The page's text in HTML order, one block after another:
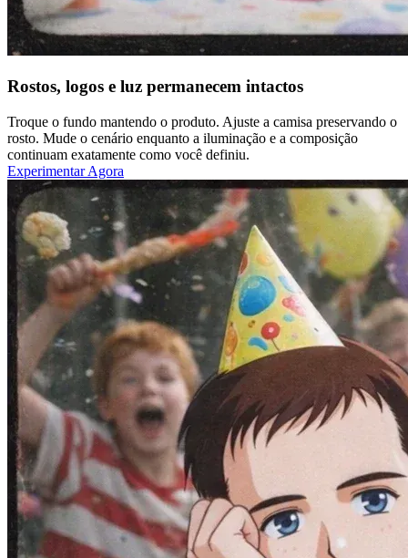
Rostos, logos e luz permanecem intactos
Troque o fundo mantendo o produto. Ajuste a camisa preservando o
rosto. Mude o cenário enquanto a iluminação e a composição
continuam exatamente como você definiu.
Experimentar Agora